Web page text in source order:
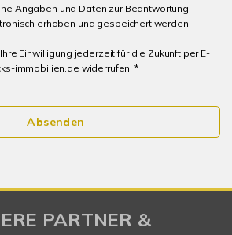
Angaben und Daten zur Beantwortung
erhoben und gespeichert werden.
Einwilligung jederzeit für die Zukunft per E-
immobilien.de widerrufen. *
Absenden
PARTNER &